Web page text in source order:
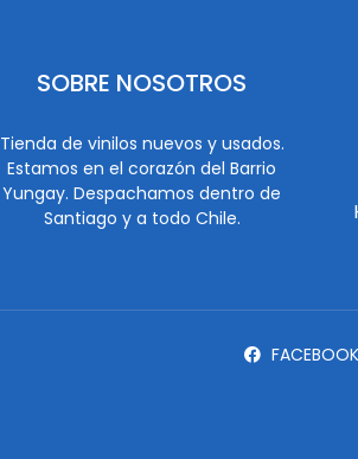
SOBRE NOSOTROS
Tienda de vinilos nuevos y usados.
Estamos en el corazón del Barrio
Yungay. Despachamos dentro de
Santiago y a todo Chile.
FACEBOOK